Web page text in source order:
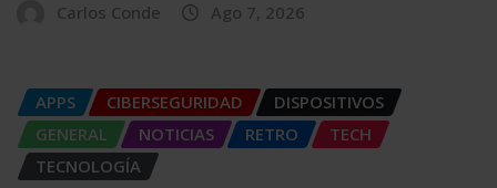
Carlos Conde Ago 7, 2026
APPS CIBERSEGURIDAD
DISPOSITIVOS
GENERAL
NOTICIAS RETRO
TECH
TECNOLOGÍA